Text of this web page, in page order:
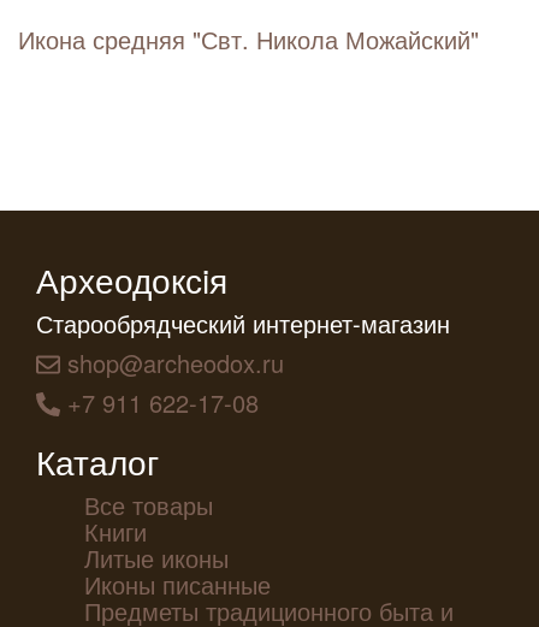
Икона средняя "Свт. Никола Можайский"
Археодоксiя
Старообрядческий интернет-магазин
shop@archeodox.ru
+7 911 622-17-08
Каталог
Все товары
Книги
Литые иконы
Иконы писанные
Предметы традиционного быта и